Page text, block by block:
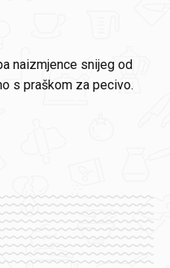
naizmjence snijeg od
s praškom za pecivo.